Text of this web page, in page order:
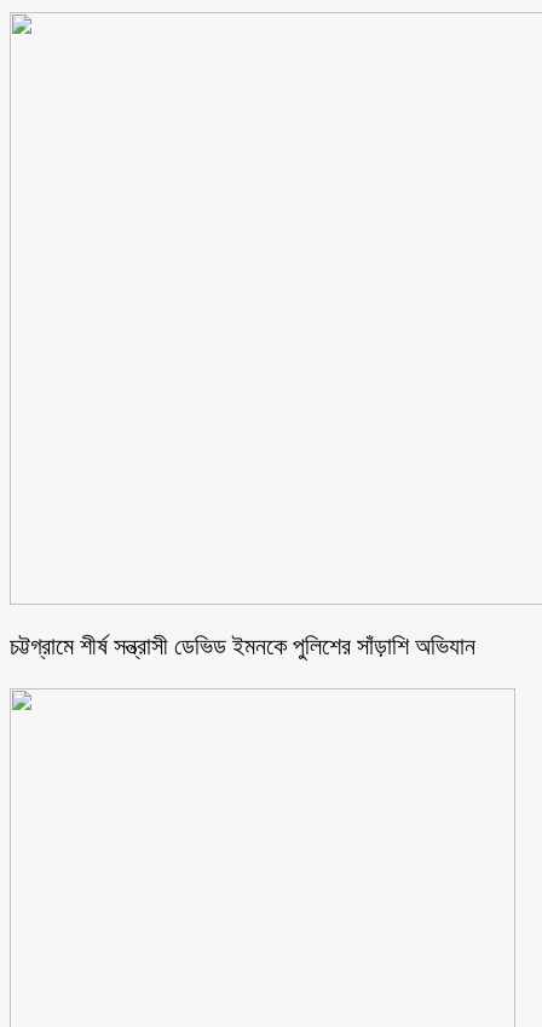
চট্টগ্রামে শীর্ষ সন্ত্রাসী ডেভিড ইমনকে পুলিশের সাঁড়াশি অভিযান